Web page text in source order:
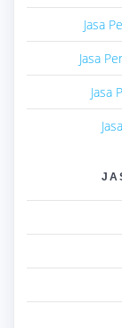
Jasa
Jasa
Jasa